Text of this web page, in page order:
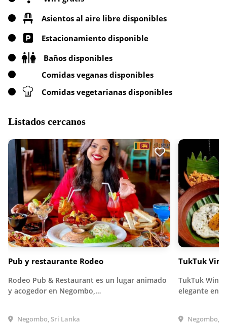
Asientos al aire libre disponibles
Estacionamiento disponible
Baños disponibles
Comidas veganas disponibles
Comidas vegetarianas disponibles
Listados cercanos
Pub y restaurante Rodeo
Rodeo Pub & Restaurant es un lugar animado
y acogedor en Negombo,…
Negombo, Sri Lanka
TukTuk
TukTuk Wine
elegante en
Negombo,